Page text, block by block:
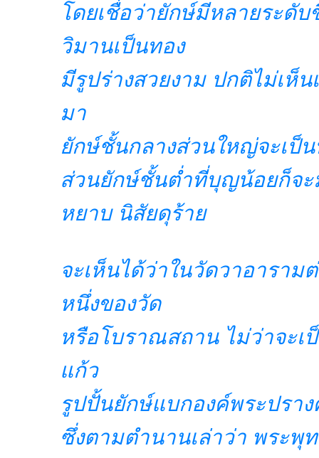
โดยเชื่อว่ายักษ์มีหลายระดั
วิมานเป็นทอง
มีรูปร่างสวยงาม ปกติไม่เห็น
มา
ยักษ์ชั้นกลางส่วนใหญ่จะเป็
ส่วนยักษ์ชั้นต่ำที่บุญน้อยก็จะ
หยาบ นิสัยดุร้าย
จะเห็นได้ว่าในวัดวาอารา
หนึ่งของวัด
หรือโบราณสถาน ไม่ว่าจะเ
แก้ว
รูปปั้นยักษ์แบกองค์พระปรา
ซึ่งตามตำนานเล่าว่า พระพุ